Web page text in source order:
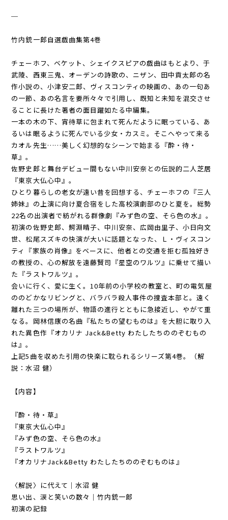
─
竹内銃一郎自選戯曲集第4巻
チェーホフ、ベケット、シェイクスピアの戯曲はもとより、于
武陵、西東三鬼、オーデンの詩歌の、ニザン、田中貢太郎の名
作小説の、小津安二郎、ヴィスコンティの映画の、あの一句あ
の一節、あの名言を要所々々で引用し、既知と未知を混交させ
ることに長けた著者の面目躍如たる中編集。
一本の木の下、宵待草に包まれて死んだように眠っている、あ
るいは眠るように死んでいる少女・カスミ。そこへやって来る
カオル先生……美しく幻想的なシーンで始まる『酔・待・
草』。
佐野史郎と舞台デビュー間もない中川安奈との伝説的二人芝居
『東京大仏心中』。
ひとり暮らしの老女が遠い昔を回想する、チェーホフの『三人
姉妹』の上演に向け夏合宿をした高校演劇部のひと夏を。総勢
22名の出演者で紡がれる群像劇『みず色の空、そら色の水』。
初演の佐野史郎、鰐淵晴子、中川安奈、広岡由里子、小日向文
世、松尾スズキの快演が大いに話題となった、Ｌ・ヴィスコン
ティ『家族の肖像』をベースに、他者との交通を拒む孤独好き
の教授の、心の解放を遠藤賢司『星空のワルツ』に乗せて描い
た『ラストワルツ』。
会いに行く、愛に生く。10年前の小学校の教室と、町の電気屋
ののどかなリビングと、バラバラ殺人事件の捜査本部と。遠く
離れた三つの場所が、物語の進行とともに急接近し、やがて重
なる。岡林信康の名曲『私たちの望むものは』を大胆に取り入
れた異色作『オカリナ Jack&Betty わたしたちののぞむもの
は』。
上記5曲を収めた引用の快楽に耽られるシリーズ第4巻。（解
説：水沼 健）
【内容】
『酔・待・草』
『東京大仏心中』
『みず色の空、そら色の水』
『ラストワルツ』
『オカリナJack&Betty わたしたちののぞむものは』
〈解説〉に代えて｜水沼 健
思い出、涙と笑いの数々｜竹内銃一郎
初演の記録